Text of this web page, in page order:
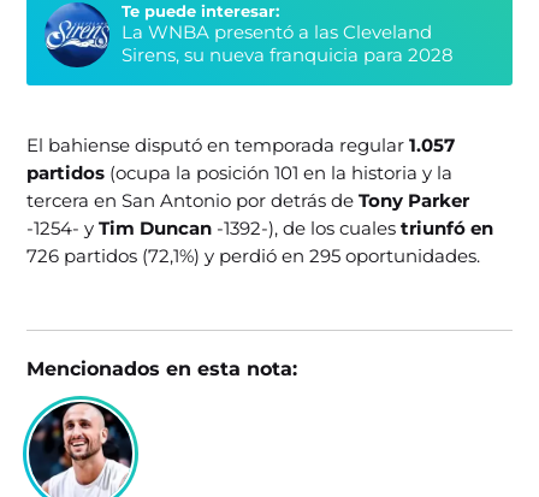
Te puede interesar:
La WNBA presentó a las Cleveland
Sirens, su nueva franquicia para 2028
El bahiense disputó en temporada regular1.057
partidos (ocupa la posición 101 en la historia y la
tercera en San Antonio por detrás deTony Parker
-1254- yTim Duncan -1392-), de los cualestriunfó en
726 partidos (72,1%) y perdió en 295 oportunidades.
Mencionados en esta nota: